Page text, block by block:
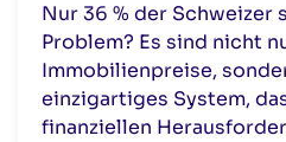
Schweizer Regeln
Besteuerung von
was Sie zahlen
Grenzgänger: auf
Seite kaufen ?
Nur 36 % der Schweizer
Problem? Es sind nicht
Immobilienpreise,
einzigartiges System,
finanziellen